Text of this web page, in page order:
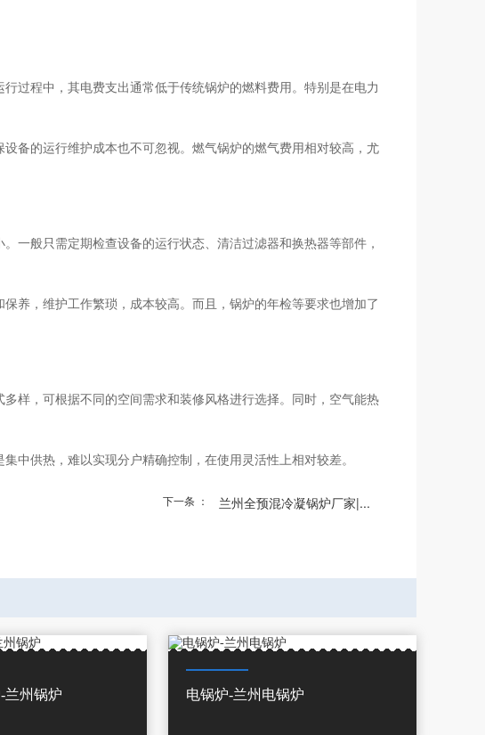
过程中，其电费支出通常低于传统锅炉的燃料费用。特别是在电力
备的运行维护成本也不可忽视。燃气锅炉的燃气费用相对较高，尤
一般只需定期检查设备的运行状态、清洁过滤器和换热器等部件，
养，维护工作繁琐，成本较高。而且，锅炉的年检等要求也增加了
样，可根据不同的空间需求和装修风格进行选择。同时，空气能热
中供热，难以实现分户精确控制，在使用灵活性上相对较差。
下一条 ： 兰州全预混冷凝锅炉厂家|...
兰州锅炉 电锅炉-兰州电锅炉